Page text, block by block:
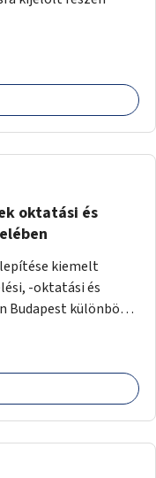
oktatási és
kiemelt
-oktatási és
Budapest különböző